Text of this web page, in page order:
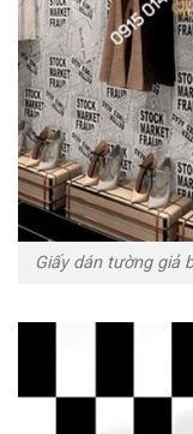
Giấy dán tường giả